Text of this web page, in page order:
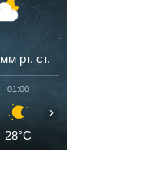
мм рт. ст.
01:00
28°C
›